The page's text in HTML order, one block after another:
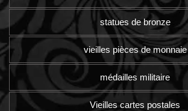
statues de bronze
vieilles pièces de monnaie
médailles militaire
Vieilles cartes postales